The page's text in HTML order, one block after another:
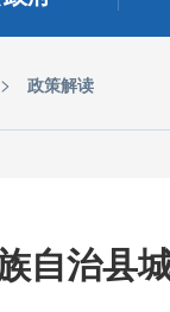
> 政策解读
自治县